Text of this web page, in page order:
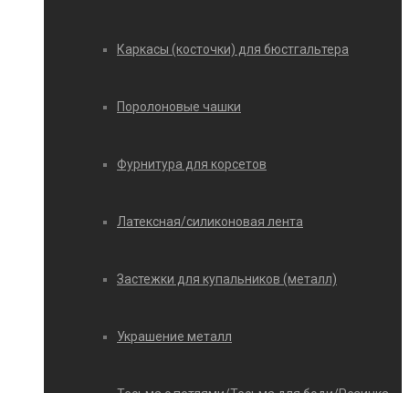
Каркасы (косточки) для бюстгальтера
Поролоновые чашки
Фурнитура для корсетов
Латексная/силиконовая лента
Застежки для купальников (металл)
Украшение металл